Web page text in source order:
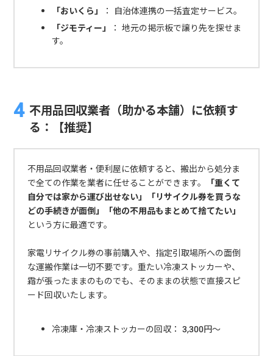
「おいくら」
： 自治体連携の一括査定サービス。
「ジモティー」
： 地元の掲示板で譲り先を探せま
す。
不用品回収業者（助かる本舗）に依頼す
る：【推奨】
不用品回収業者・便利屋に依頼すると、搬出から処分ま
で全ての作業を業者に任せることができます。
「重くて
自分では家から運び出せない」「リサイクル券を買うな
どの手続きが面倒」「他の不用品もまとめて捨てたい」
という方に最適です。
家電リサイクル券の事前購入や、指定引取場所への面倒
な運搬作業は一切不要です。重たい冷凍ストッカーや、
霜が張ったままのものでも、そのままの状態で直接スピ
ード回収いたします。
冷凍庫・冷凍ストッカーの回収： 3,300円〜